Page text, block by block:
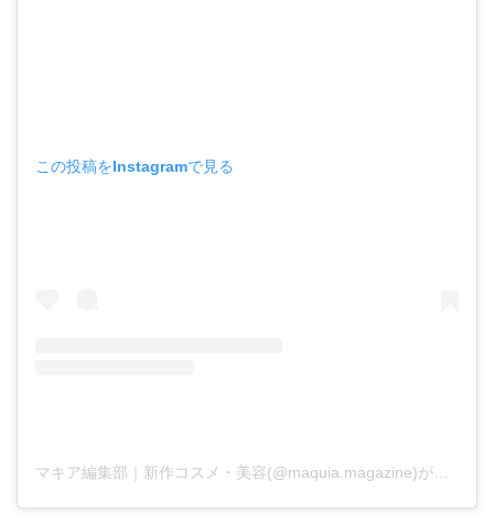
この投稿をInstagramで見る